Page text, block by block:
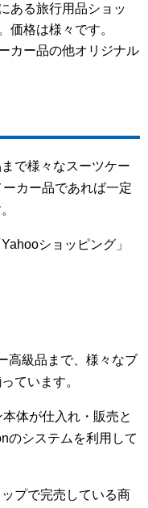
ある旅行用品ショッ
価格は様々です。
カー品の他オリジナル
で様々なスーツケー
カー品であれば一定
ショッピング」
高級品まで、様々なブ
ています。
体が仕入れ・販売と
のシステムを利用して
プで完売している商